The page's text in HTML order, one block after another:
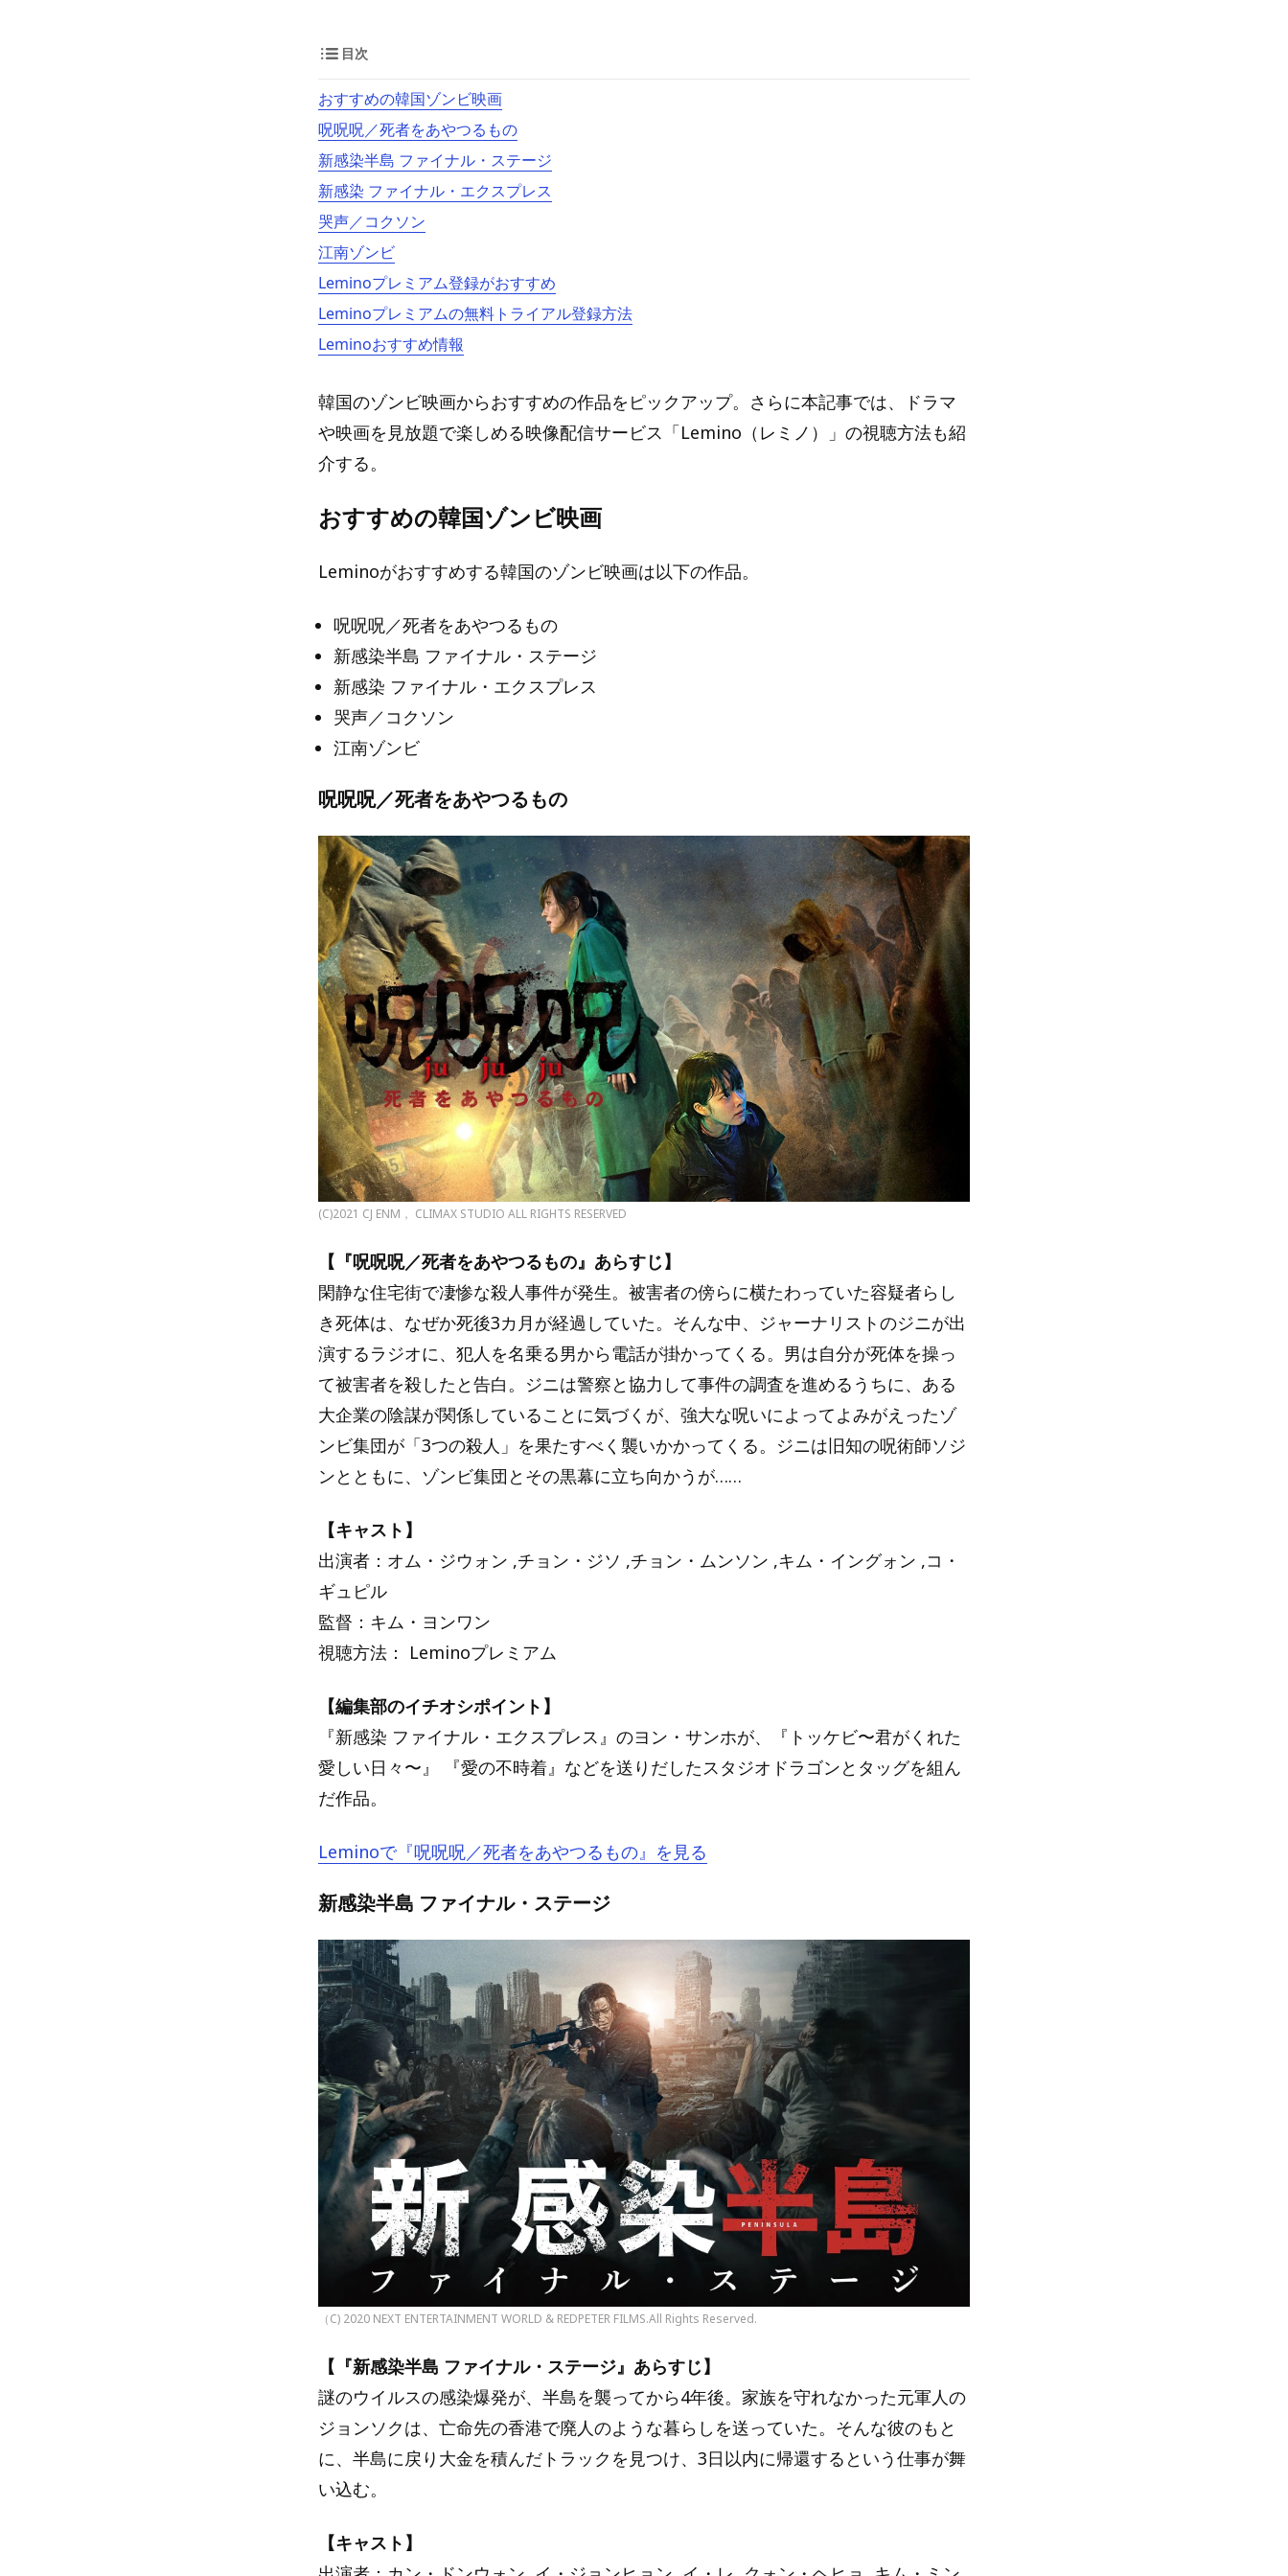
目次
おすすめの韓国ゾンビ映画
呪呪呪／死者をあやつるもの
新感染半島 ファイナル・ステージ
新感染 ファイナル・エクスプレス
哭声／コクソン
江南ゾンビ
Leminoプレミアム登録がおすすめ
Leminoプレミアムの無料トライアル登録方法
Leminoおすすめ情報
韓国のゾンビ映画からおすすめの作品をピックアップ。さらに本記事では、ドラマ
や映画を見放題で楽しめる映像配信サービス「Lemino（レミノ）」の視聴方法も紹
介する。
おすすめの韓国ゾンビ映画
Leminoがおすすめする韓国のゾンビ映画は以下の作品。
呪呪呪／死者をあやつるもの
新感染半島 ファイナル・ステージ
新感染 ファイナル・エクスプレス
哭声／コクソン
江南ゾンビ
呪呪呪／死者をあやつるもの
(C)2021 CJ ENM， CLIMAX STUDIO ALL RIGHTS RESERVED
【『呪呪呪／死者をあやつるもの』あらすじ】
閑静な住宅街で凄惨な殺人事件が発生。被害者の傍らに横たわっていた容疑者らし
き死体は、なぜか死後3カ月が経過していた。そんな中、ジャーナリストのジニが出
演するラジオに、犯人を名乗る男から電話が掛かってくる。男は自分が死体を操っ
て被害者を殺したと告白。ジニは警察と協力して事件の調査を進めるうちに、ある
大企業の陰謀が関係していることに気づくが、強大な呪いによってよみがえったゾ
ンビ集団が「3つの殺人」を果たすべく襲いかかってくる。ジニは旧知の呪術師ソジ
ンとともに、ゾンビ集団とその黒幕に立ち向かうが……
【キャスト】
出演者：オム・ジウォン ,チョン・ジソ ,チョン・ムンソン ,キム・イングォン ,コ・
ギュピル
監督：キム・ヨンワン
視聴方法： Leminoプレミアム
【編集部のイチオシポイント】
『新感染 ファイナル・エクスプレス』のヨン・サンホが、『トッケビ〜君がくれた
愛しい日々〜』 『愛の不時着』などを送りだしたスタジオドラゴンとタッグを組ん
だ作品。
Leminoで『呪呪呪／死者をあやつるもの』を見る
新感染半島 ファイナル・ステージ
（C) 2020 NEXT ENTERTAINMENT WORLD & REDPETER FILMS.All Rights Reserved.
【『新感染半島 ファイナル・ステージ』あらすじ】
謎のウイルスの感染爆発が、半島を襲ってから4年後。家族を守れなかった元軍人の
ジョンソクは、亡命先の香港で廃人のような暮らしを送っていた。そんな彼のもと
に、半島に戻り大金を積んだトラックを見つけ、3日以内に帰還するという仕事が舞
い込む。
【キャスト】